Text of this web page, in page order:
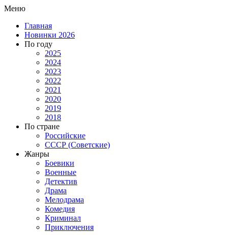
Меню
Главная
Новинки 2026
По году
2025
2024
2023
2022
2021
2020
2019
2018
По стране
Российские
СССР (Советские)
Жанры
Боевики
Военные
Детектив
Драма
Мелодрама
Комедия
Криминал
Приключения